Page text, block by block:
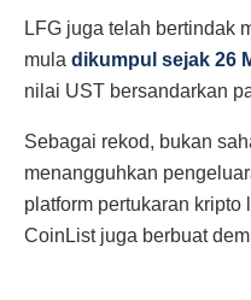
LFG juga telah bertindak
mula dikumpul sejak 26
nilai UST bersandarkan
Sebagai rekod, bukan
menangguhkan
platform pertukaran kripto
CoinList juga berbuat